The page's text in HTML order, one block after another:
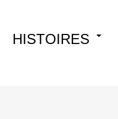
HISTOIRES